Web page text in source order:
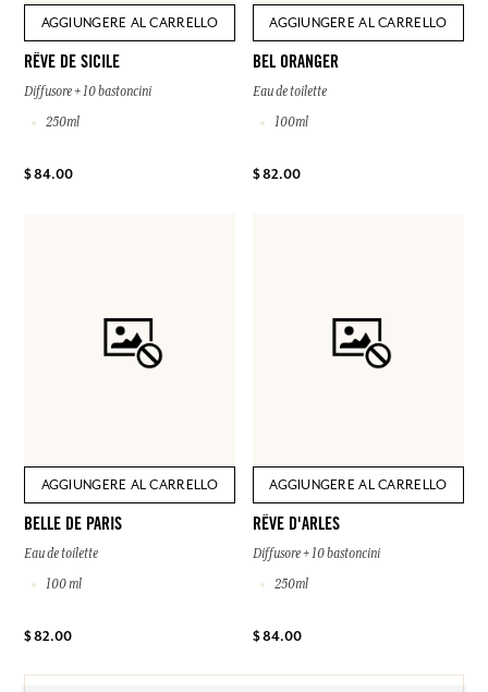
AGGIUNGERE AL CARRELLO
RÊVE DE SICILE
Diffusore + 10 bastoncini
250ml
$ 84.00
AGGIUNGERE AL CARRELLO
BEL ORANGER
Eau de toilette
100ml
$ 82.00
AGGIUNGERE AL CARRELLO
BELLE DE PARIS
Eau de toilette
100 ml
$ 82.00
AGGIUNGERE AL CARRELLO
RÊVE D'ARLES
Diffusore + 10 bastoncini
250ml
$ 84.00